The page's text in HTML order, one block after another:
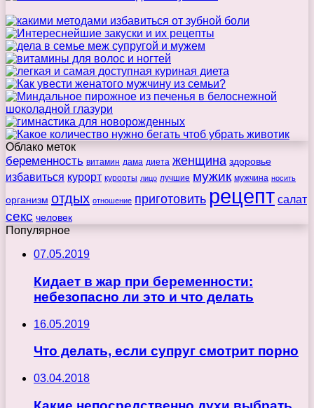
Облако меток
беременность витамин дама диета женщина здоровье
избавиться курорт курорты лицо лучшие мужик мужчина носить
организм отдых отношение приготовить рецепт салат
секс человек
Популярное
07.05.2019
Кидает в жар при беременности:
небезопасно ли это и что делать
16.05.2019
Что делать, если супруг смотрит порно
03.04.2018